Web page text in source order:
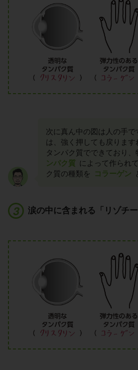
次に真ん中の図は人の手で
は、強く押しても戻りま
タンパク質でできており、
ンパク質 によって作られ
ク質の種類を
コラーゲン
涙の中に含まれる「リゾチー